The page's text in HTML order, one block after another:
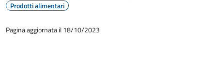
Prodotti alimentari
Pagina aggiornata il 18/10/2023